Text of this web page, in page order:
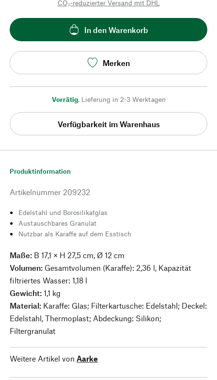
CO₂-reduzierter Versand mit DHL
In den Warenkorb
Merken
Vorrätig, Lieferung in 2-3 Werktagen
Verfügbarkeit im Warenhaus
Produktinformation
Artikelnummer 209232
Edelstahl und Borosilikatglas
Austauschbares Granulat
Nutzbar als Karaffe auf dem Esstisch
Maße: B 17,1 × H 27,5 cm, Ø 12 cm
Volumen: Gesamtvolumen (Karaffe): 2,36 l, Kapazität
filtriertes Wasser: 1,18 l
Gewicht: 1,1 kg
Material: Karaffe: Glas; Filterkartusche: Edelstahl; Deckel:
Edelstahl, Thermoplast; Abdeckung: Silikon;
Filtergranulat
Weitere Artikel von Aarke